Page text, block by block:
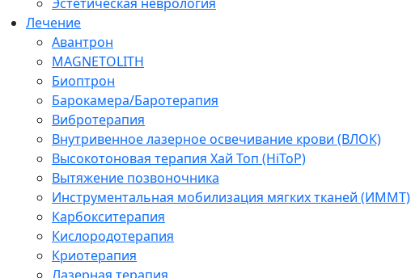
Лечение
Авантрон
MAGNETOLITH
Биоптрон
Барокамера/Баротерапия
Вибротерапия
Внутривенное лазерное освечивание крови (ВЛОК)
Высокотоновая терапия Хай Топ (HiToP)
Вытяжение позвоночника
Инструментальная мобилизация мягких тканей (ИММТ)
Карбокситерапия
Кислородотерапия
Криотерапия
Лазерная терапия